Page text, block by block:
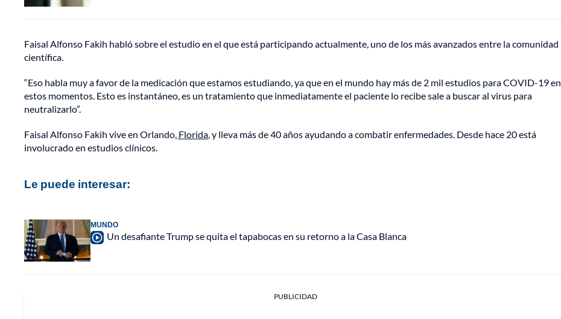
Faisal Alfonso Fakih habló sobre el estudio en el que está participando actualmente, uno de los más avanzados entre la comunidad
científica.
“Eso habla muy a favor de la medicación que estamos estudiando, ya que en el mundo hay más de 2 mil estudios para COVID-19 en
estos momentos. Esto es instantáneo, es un tratamiento que inmediatamente el paciente lo recibe sale a buscar al virus para
neutralizarlo”.
Faisal Alfonso Fakih vive en Orlando, Florida, y lleva más de 40 años ayudando a combatir enfermedades. Desde hace 20 está
involucrado en estudios clínicos.
Le puede interesar:
MUNDO
Un desafiante Trump se quita el tapabocas en su retorno a la Casa Blanca
PUBLICIDAD